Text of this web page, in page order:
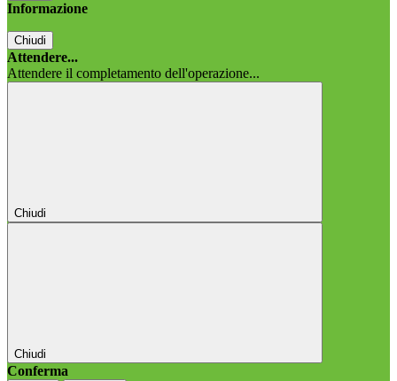
Informazione
Chiudi
Attendere...
Attendere il completamento dell'operazione...
Chiudi
Chiudi
Conferma